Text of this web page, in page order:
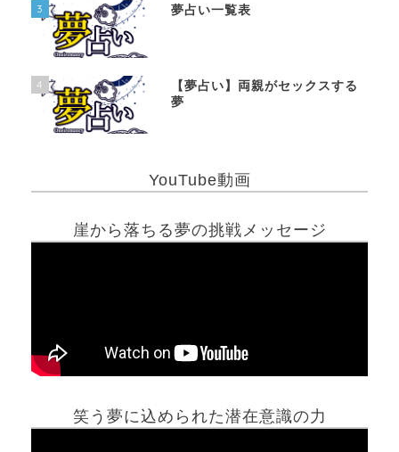
3 夢占い一覧表
4
【夢占い】両親がセックスする
夢
YouTube動画
崖から落ちる夢の挑戦メッセージ
笑う夢に込められた潜在意識の力